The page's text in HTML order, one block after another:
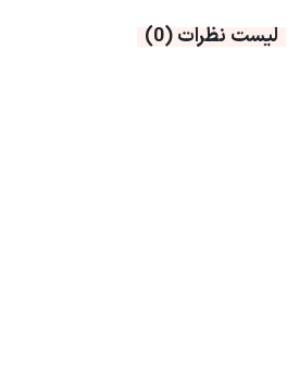
لیست نظرات(0)